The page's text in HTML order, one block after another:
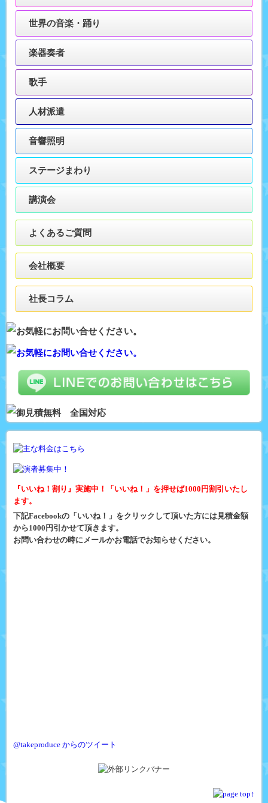
世界の音楽・踊り
楽器奏者
歌手
人材派遣
音響照明
ステージまわり
講演会
よくあるご質問
会社概要
社長コラム
『いいね！割り』実施中！「いいね！」を押せば1000円割引いたし
ます。
下記Facebookの「いいね！」をクリックして頂いた方には見積金額
から1000円引かせて頂きます。
お問い合わせの時にメールかお電話でお知らせください。
@takeproduce からのツイート